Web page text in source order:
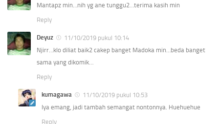
Mantapz min…nih yg ane tunggu2…terima kasih min
Reply
Deyuz
11/10/2019 pukul 10:14
Njirr…klo diliat baik2 cakep banget Madoka min…beda banget
sama yang dikomik…
Reply
kumagawa
11/10/2019 pukul 10:53
Iya emang, jadi tambah semangat nontonnya. Huehuehue
Reply